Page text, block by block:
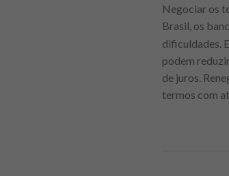
Negociar os
Brasil, os
dificuldades.
podem
de juros.
termos com